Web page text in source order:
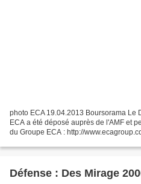
photo ECA 19.04.2013 Boursorama Le
ECA a été déposé auprès de l'AMF et
du Groupe ECA : http://
Défense : Des Mirage